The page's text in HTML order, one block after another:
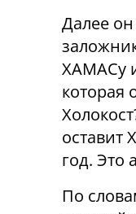
Далее
ХАМАСу
которая
оставит
год. Это
По